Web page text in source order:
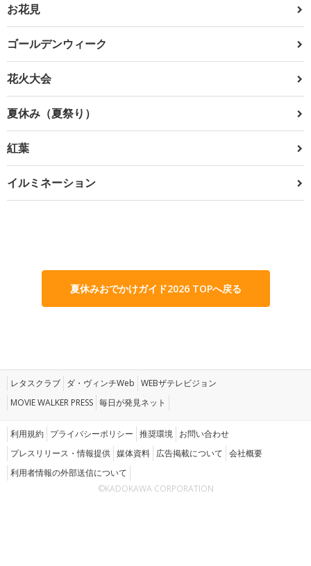
お花見
ゴールデンウィーク
花火大会
夏休み（夏祭り）
紅葉
イルミネーション
夏休みおでかけガイド2026 TOPへ戻る
レタスクラブ ダ・ヴィンチWeb WEBザテレビジョン
MOVIE WALKER PRESS 毎日が発見ネット
利用規約 プライバシーポリシー 推奨環境 お問い合わせ
プレスリリース・情報提供 媒体資料 広告掲載について 会社概要
利用者情報の外部送信について
©KADOKAWA CORPORATION